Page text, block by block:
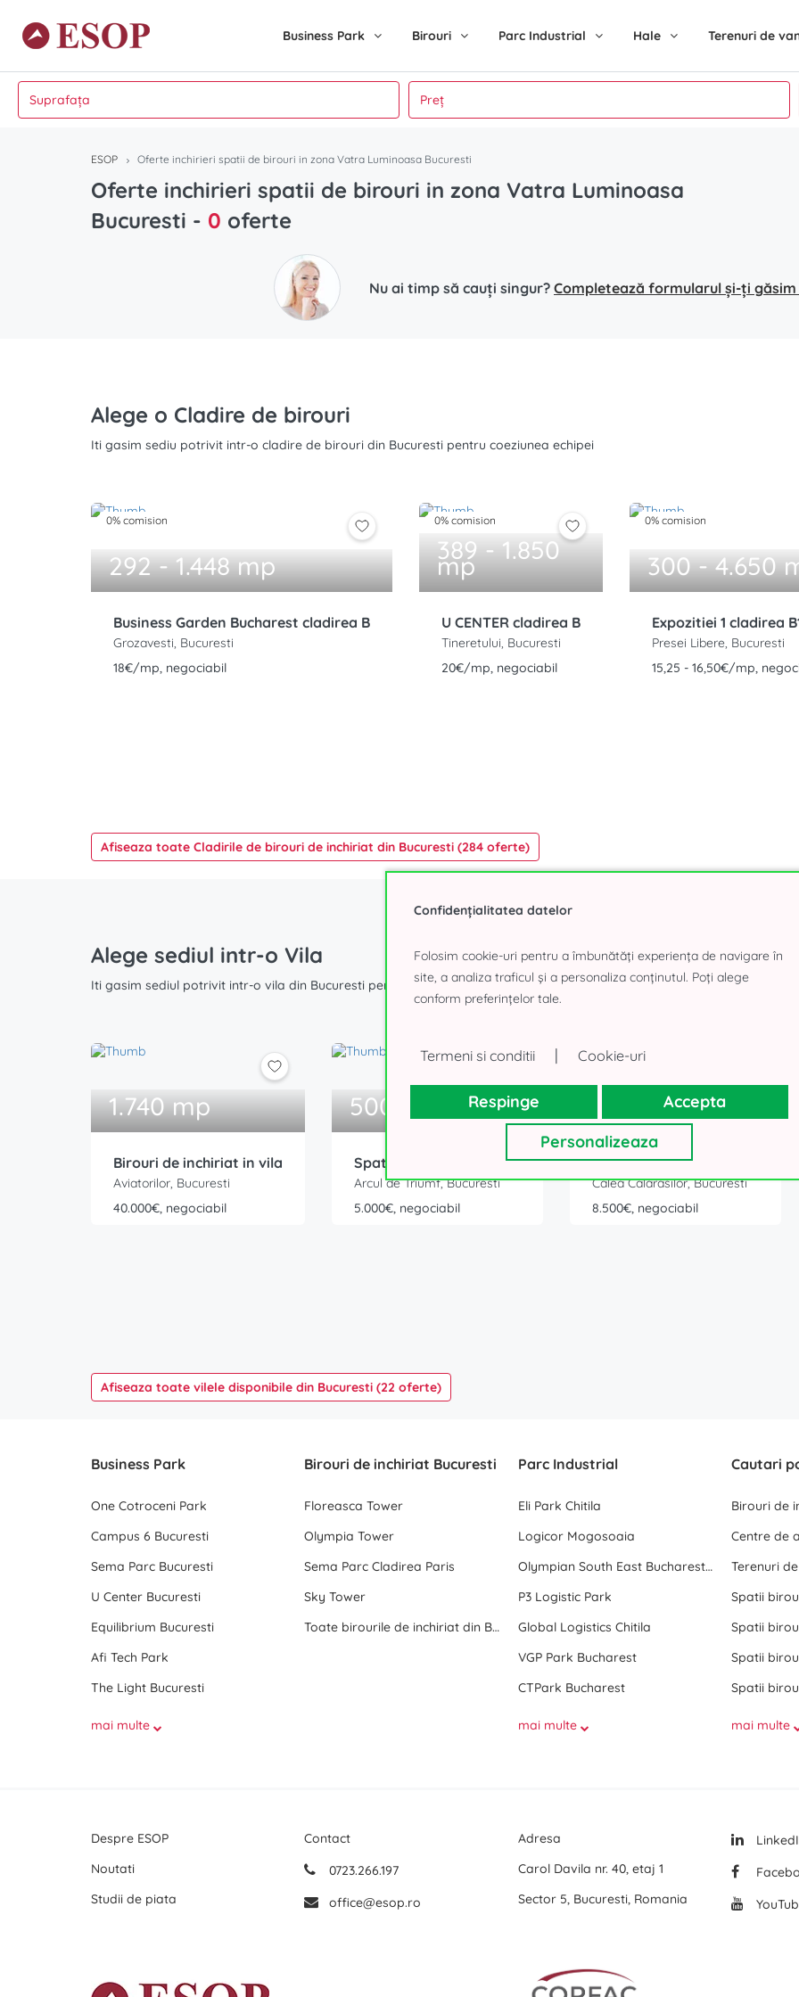
Business Park Birouri Parc Industrial Hale Terenuri de
ESOP Oferte inchirieri spatii de birouri in zona Vatra Luminoasa Bucuresti
Oferte inchirieri spatii de birouri in zona Vatra Luminoasa
Bucuresti - 0 oferte
Nu ai timp să cauți singur? Completează formularul și-ți
Alege o Cladire de birouri
Iti gasim sediu potrivit intr-o cladire de birouri din Bucuresti pentru coeziunea echipei
0% comision
292 - 1.448 mp
Business Garden Bucharest cladirea B
Grozavesti, Bucuresti
18€/mp, negociabil
0% comision
389 - 1.850
mp
U CENTER cladirea B
Tineretului, Bucuresti
20€/mp, negociabil
0% comision
300 - 4.650
Expozitiei 1 cladirea
Presei Libere, Bucuresti
15,25 - 16,50€/mp,
Afiseaza toate Cladirile de birouri de inchiriat din Bucuresti (284 oferte)
Alege sediul intr-o Vila
Iti gasim sediul potrivit intr-o vila din Bucuresti pentru consolidarea echipei
1.740 mp
Birouri de inchiriat in vila
Aviatorilor, Bucuresti
40.000€, negociabil
500 mp
Spatii in vila la inchiriere
Arcul de Triumf, Bucuresti
5.000€, negociabil
968 mp
Spatii in vila la inchiriere
Calea Calarasilor, Bucuresti
8.500€, negociabil
Afiseaza toate vilele disponibile din Bucuresti (22 oferte)
Business Park
One Cotroceni Park
Campus 6 Bucuresti
Sema Parc Bucuresti
U Center Bucuresti
Equilibrium Bucuresti
Afi Tech Park
The Light Bucuresti
mai multe
Birouri de inchiriat Bucuresti
Floreasca Tower
Olympia Tower
Sema Parc Cladirea Paris
Sky Tower
Toate birourile de inchiriat din Bucuresti
Parc Industrial
Eli Park Chitila
Logicor Mogosoaia
Olympian South East Bucharest Park
P3 Logistic Park
Global Logistics Chitila
VGP Park Bucharest
CTPark Bucharest
mai multe
Cautari
Birouri de
Terenuri
Spatii
Spatii
Spatii
Spatii
mai multe
Despre ESOP
Noutati
Studii de piata
Contact
0723.266.197
office@esop.ro
Adresa
Carol Davila nr. 40, etaj 1
Sector 5, Bucuresti, Romania
Confidențialitatea datelor
Folosim cookie-uri pentru a îmbunătăți experiența de navigare în
site, a analiza traficul și a personaliza conținutul. Poți alege
conform preferințelor tale.
Termeni si conditii | Cookie-uri
Respinge
Accepta
Personalizeaza